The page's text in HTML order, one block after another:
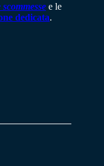
e le
dedicata.